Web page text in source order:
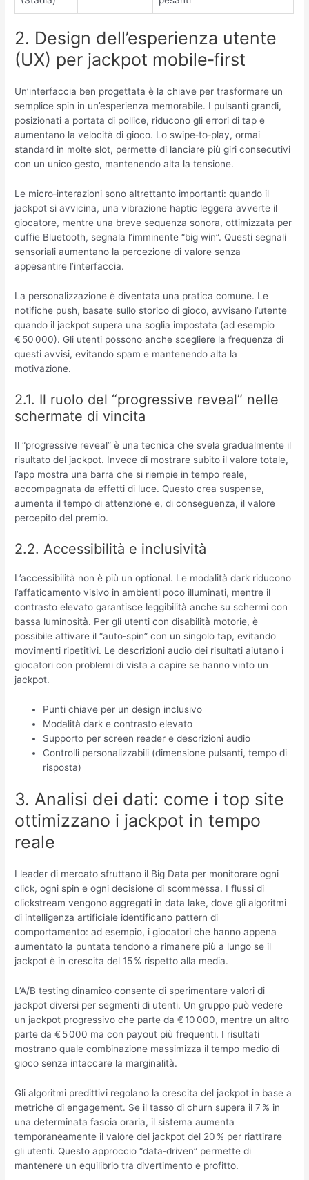
2. Design dell’esperienza utente
(UX) per jackpot mobile‑first
Un’interfaccia ben progettata è la chiave per trasformare un
semplice spin in un’esperienza memorabile. I pulsanti grandi,
posizionati a portata di pollice, riducono gli errori di tap e
aumentano la velocità di gioco. Lo swipe‑to‑play, ormai
standard in molte slot, permette di lanciare più giri consecutivi
con un unico gesto, mantenendo alta la tensione.
Le micro‑interazioni sono altrettanto importanti: quando il
jackpot si avvicina, una vibrazione haptic leggera avverte il
giocatore, mentre una breve sequenza sonora, ottimizzata per
cuffie Bluetooth, segnala l’imminente “big win”. Questi segnali
sensoriali aumentano la percezione di valore senza
appesantire l’interfaccia.
La personalizzazione è diventata una pratica comune. Le
notifiche push, basate sullo storico di gioco, avvisano l’utente
quando il jackpot supera una soglia impostata (ad esempio
€ 50 000). Gli utenti possono anche scegliere la frequenza di
questi avvisi, evitando spam e mantenendo alta la
motivazione.
2.1. Il ruolo del “progressive reveal” nelle
schermate di vincita
Il “progressive reveal” è una tecnica che svela gradualmente il
risultato del jackpot. Invece di mostrare subito il valore totale,
l’app mostra una barra che si riempie in tempo reale,
accompagnata da effetti di luce. Questo crea suspense,
aumenta il tempo di attenzione e, di conseguenza, il valore
percepito del premio.
2.2. Accessibilità e inclusività
L’accessibilità non è più un optional. Le modalità dark riducono
l’affaticamento visivo in ambienti poco illuminati, mentre il
contrasto elevato garantisce leggibilità anche su schermi con
bassa luminosità. Per gli utenti con disabilità motorie, è
possibile attivare il “auto‑spin” con un singolo tap, evitando
movimenti ripetitivi. Le descrizioni audio dei risultati aiutano i
giocatori con problemi di vista a capire se hanno vinto un
jackpot.
Punti chiave per un design inclusivo
Modalità dark e contrasto elevato
Supporto per screen reader e descrizioni audio
Controlli personalizzabili (dimensione pulsanti, tempo di
risposta)
3. Analisi dei dati: come i top site
ottimizzano i jackpot in tempo
reale
I leader di mercato sfruttano il Big Data per monitorare ogni
click, ogni spin e ogni decisione di scommessa. I flussi di
clickstream vengono aggregati in data lake, dove gli algoritmi
di intelligenza artificiale identificano pattern di
comportamento: ad esempio, i giocatori che hanno appena
aumentato la puntata tendono a rimanere più a lungo se il
jackpot è in crescita del 15 % rispetto alla media.
L’A/B testing dinamico consente di sperimentare valori di
jackpot diversi per segmenti di utenti. Un gruppo può vedere
un jackpot progressivo che parte da € 10 000, mentre un altro
parte da € 5 000 ma con payout più frequenti. I risultati
mostrano quale combinazione massimizza il tempo medio di
gioco senza intaccare la marginalità.
Gli algoritmi predittivi regolano la crescita del jackpot in base a
metriche di engagement. Se il tasso di churn supera il 7 % in
una determinata fascia oraria, il sistema aumenta
temporaneamente il valore del jackpot del 20 % per riattirare
gli utenti. Questo approccio “data‑driven” permette di
mantenere un equilibrio tra divertimento e profitto.